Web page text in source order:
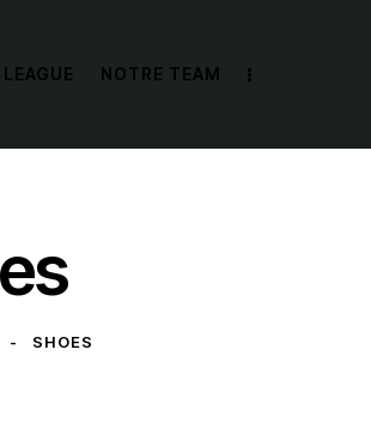
NOTRE TEAM
SHOES